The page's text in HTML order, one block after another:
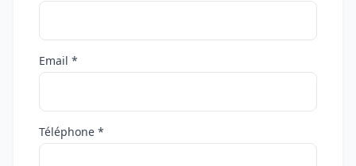
Email *
Téléphone *